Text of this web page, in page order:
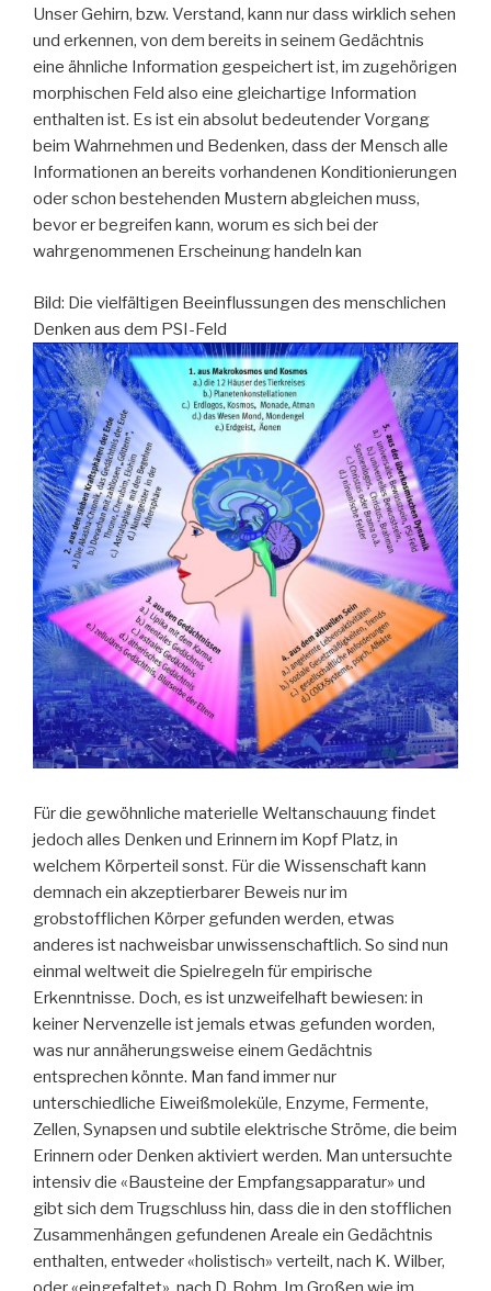
Unser Gehirn, bzw. Verstand, kann nur dass wirklich sehen
und erkennen, von dem bereits in seinem Gedächtnis
eine ähnliche Information gespeichert ist, im zugehörigen
morphischen Feld also eine gleichartige Information
enthalten ist. Es ist ein absolut bedeutender Vorgang
beim Wahrnehmen und Bedenken, dass der Mensch alle
Informationen an bereits vorhandenen Konditionierungen
oder schon bestehenden Mustern abgleichen muss,
bevor er begreifen kann, worum es sich bei der
wahrgenommenen Erscheinung handeln kan
Bild: Die vielfältigen Beeinflussungen des menschlichen
Denken aus dem PSI-Feld
Für die gewöhnliche materielle Weltanschauung findet
jedoch alles Denken und Erinnern im Kopf Platz, in
welchem Körperteil sonst. Für die Wissenschaft kann
demnach ein akzeptierbarer Beweis nur im
grobstofflichen Körper gefunden werden, etwas
anderes ist nachweisbar unwissenschaftlich. So sind nun
einmal weltweit die Spielregeln für empirische
Erkenntnisse. Doch, es ist unzweifelhaft bewiesen: in
keiner Nervenzelle ist jemals etwas gefunden worden,
was nur annäherungsweise einem Gedächtnis
entsprechen könnte. Man fand immer nur
unterschiedliche Eiweißmoleküle, Enzyme, Fermente,
Zellen, Synapsen und subtile elektrische Ströme, die beim
Erinnern oder Denken aktiviert werden. Man untersuchte
intensiv die «Bausteine der Empfangsapparatur» und
gibt sich dem Trugschluss hin, dass die in den stofflichen
Zusammenhängen gefundenen Areale ein Gedächtnis
enthalten, entweder «holistisch» verteilt, nach K. Wilber,